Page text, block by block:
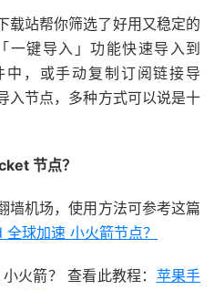
载站帮你筛选了好用又稳定的
一键导入」功能快速导入到
，或手动复制订阅链接导
入节点，多种方式可以说是十
节点？
机场，使用方法可参考这篇
球加速 小火箭节点？
火箭？ 查看此教程： 苹果手